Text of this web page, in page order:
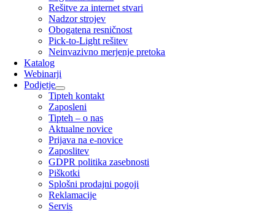
Rešitve za internet stvari
Nadzor strojev
Obogatena resničnost
Pick-to-Light rešitev
Neinvazivno merjenje pretoka
Katalog
Webinarji
Podjetje
Tipteh kontakt
Zaposleni
Tipteh – o nas
Aktualne novice
Prijava na e-novice
Zaposlitev
GDPR politika zasebnosti
Piškotki
Splošni prodajni pogoji
Reklamacije
Servis